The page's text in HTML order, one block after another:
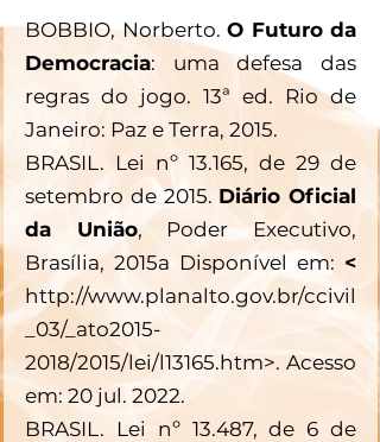
BOBBIO, Norberto. O Futuro da
Democracia: uma defesa das
regras do jogo. 13ª ed. Rio de
Janeiro: Paz e Terra, 2015.
BRASIL. Lei nº 13.165, de 29 de
setembro de 2015. Diário Oficial
da União, Poder Executivo,
Brasília, 2015a Disponível em:
http://www.planalto.gov.br/ccivil
_03/_ato2015-
2018/2015/lei/l13165.htm>. Acesso
em: 20 jul. 2022.
BRASIL. Lei nº 13.487, de 6 de